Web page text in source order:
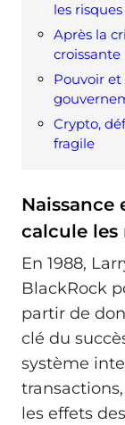
les risques
Après la
croissante
Pouvoir
Crypto,
fragile
Naissance
calcule les
En 1988,
BlackRock
partir de
clé du
système
les effets